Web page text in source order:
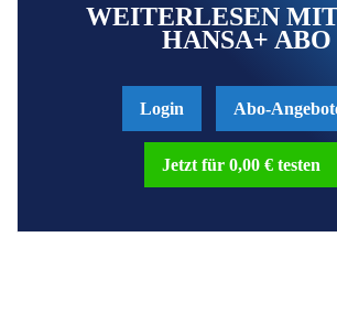
WEITERLESEN
HANSA+ ABO
Login Abo-
Jetzt für 0,00 € testen